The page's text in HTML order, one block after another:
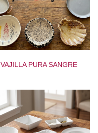
VAJILLA PURA SANGRE